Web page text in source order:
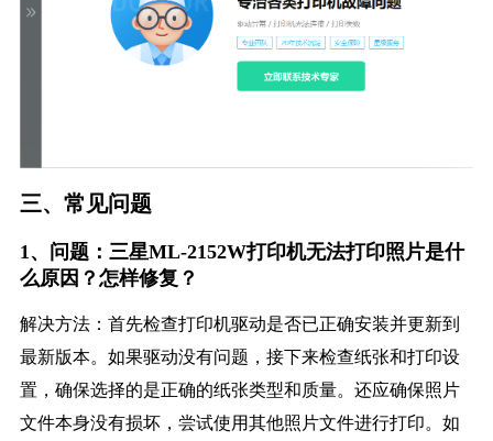
三、常见问题
1、问题：三星ML-2152W打印机无法打印照片是什
么原因？怎样修复？
解决方法：首先检查打印机驱动是否已正确安装并更新到
最新版本。如果驱动没有问题，接下来检查纸张和打印设
置，确保选择的是正确的纸张类型和质量。还应确保照片
文件本身没有损坏，尝试使用其他照片文件进行打印。如